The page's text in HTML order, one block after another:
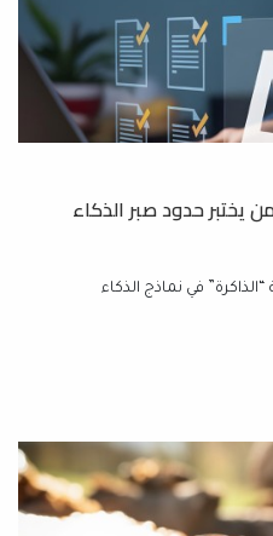
يوميًا لمن يختبر حدود صبر الذكاء
في نماذج الذكاء